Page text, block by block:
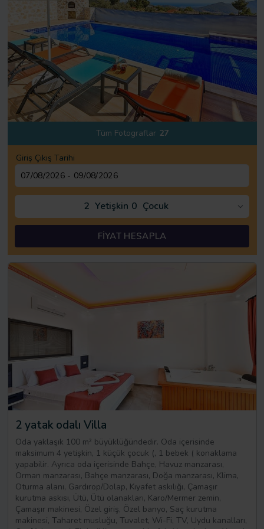
Tüm Fotograflar 27
Giriş Çıkış Tarihi
2 Yetişkin 0 Çocuk
FİYAT HESAPLA
2 yatak odalı Villa
Oda yaklaşık 100 m² büyüklüğündedir. Oda içerisinde
maksimum 4 yetişkin, 1 küçük çocuk (, 1 bebek ( konaklama
yapabilir. Ayrıca oda içerisinde Bahçe, Havuz manzarası,
Orman manzarası, Bahçe manzarası, Doğa manzarası, Klima,
Oturma alanı, Gardırop/Dolap, Kıyafet askılığı, Çamaşır
kurutma askısı, Ütü, Ütü olanakları, Karo/Mermer zemin,
Çamaşır makinesi, Özel giriş, Özel banyo, Saç kurutma
makinesi, Taharet musluğu, Tuvalet, Wi-Fi, TV, Uydu kanalları,